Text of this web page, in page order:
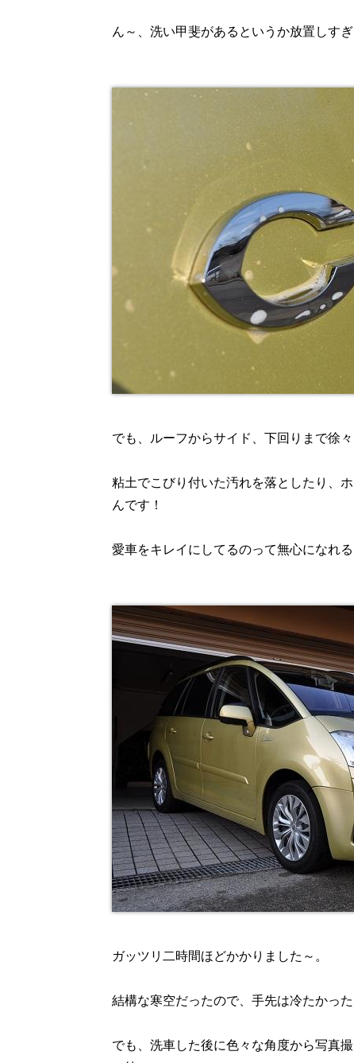
ん～、洗い甲斐があるというか放置しすぎ
でも、ルーフからサイド、下回りまで徐
粘土でこびり付いた汚れを落としたり、
んです！
愛車をキレイにしてるのって無心になれ
ガッツリ二時間ほどかかりました～。
結構な寒空だったので、手先は冷たかった
でも、洗車した後に色々な角度から写真